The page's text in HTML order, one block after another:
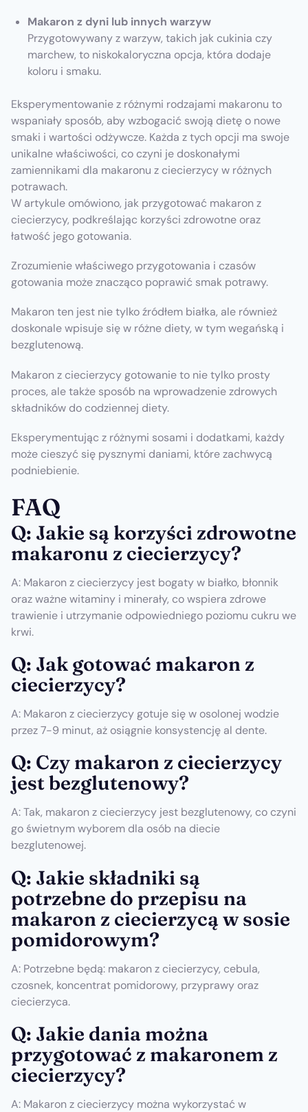
Makaron z dyni lub innych warzyw
Przygotowywany z warzyw, takich jak cukinia czy
marchew, to niskokaloryczna opcja, która dodaje
koloru i smaku.
Eksperymentowanie z różnymi rodzajami makaronu to
wspaniały sposób, aby wzbogacić swoją dietę o nowe
smaki i wartości odżywcze. Każda z tych opcji ma swoje
unikalne właściwości, co czyni je doskonałymi
zamiennikami dla makaronu z ciecierzycy w różnych
potrawach.
W artykule omówiono, jak przygotować makaron z
ciecierzycy, podkreślając korzyści zdrowotne oraz
łatwość jego gotowania.
Zrozumienie właściwego przygotowania i czasów
gotowania może znacząco poprawić smak potrawy.
Makaron ten jest nie tylko źródłem białka, ale również
doskonale wpisuje się w różne diety, w tym wegańską i
bezglutenową.
Makaron z ciecierzycy gotowanie to nie tylko prosty
proces, ale także sposób na wprowadzenie zdrowych
składników do codziennej diety.
Eksperymentując z różnymi sosami i dodatkami, każdy
może cieszyć się pysznymi daniami, które zachwycą
podniebienie.
FAQ
Q: Jakie są korzyści zdrowotne
makaronu z ciecierzycy?
A: Makaron z ciecierzycy jest bogaty w białko, błonnik
oraz ważne witaminy i minerały, co wspiera zdrowe
trawienie i utrzymanie odpowiedniego poziomu cukru we
krwi.
Q: Jak gotować makaron z
ciecierzycy?
A: Makaron z ciecierzycy gotuje się w osolonej wodzie
przez 7-9 minut, aż osiągnie konsystencję al dente.
Q: Czy makaron z ciecierzycy
jest bezglutenowy?
A: Tak, makaron z ciecierzycy jest bezglutenowy, co czyni
go świetnym wyborem dla osób na diecie
bezglutenowej.
Q: Jakie składniki są
potrzebne do przepisu na
makaron z ciecierzycą w sosie
pomidorowym?
A: Potrzebne będą: makaron z ciecierzycy, cebula,
czosnek, koncentrat pomidorowy, przyprawy oraz
ciecierzyca.
Q: Jakie dania można
przygotować z makaronem z
ciecierzycy?
A: Makaron z ciecierzycy można wykorzystać w